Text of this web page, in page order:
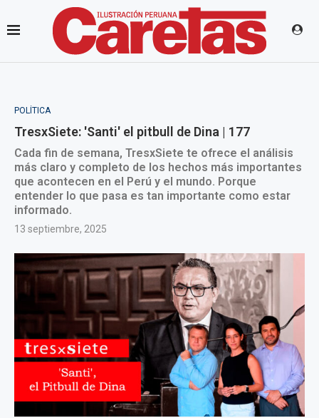
POLÍTICA
TresxSiete: 'Santi' el pitbull de Dina | 177
Cada fin de semana, TresxSiete te ofrece el análisis
más claro y completo de los hechos más importantes
que acontecen en el Perú y el mundo. Porque
entender lo que pasa es tan importante como estar
informado.
13 septiembre, 2025